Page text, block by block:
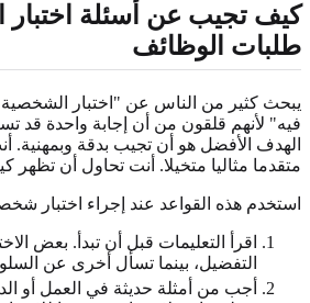
كيف تجيب عن أسئلة
طلبات الوظائف
يبحث كثير من الناس عن "اختبار
فيه" لأنهم قلقون من أن إجابة واحدة قد
الهدف الأفضل هو أن تجيب بدقة وبمهنية.
متقدما مثاليا متخيلا. أنت تحاول أن تظهر
استخدم هذه القواعد عند إجراء اختبار
اقرأ التعليمات قبل أن تبدأ. بعض
التفضيل، بينما تسأل أخرى عن
أجب من أمثلة حديثة في العمل أو